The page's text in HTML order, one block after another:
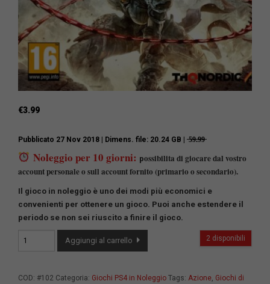
€3.99
Pubblicato 27 Nov 2018 | Dimens. file: 20.24 GB | ̶5̶9̶.̶9̶9̶
Noleggio per 10 giorni: possibilita di giocare dal vostro
account personale o sull account fornito (primario o secondario).
Il gioco in noleggio è uno dei modi più economici e
convenienti per ottenere un gioco. Puoi anche estendere il
periodo se non sei riuscito a finire il gioco.
2 disponibili
Aggiungi al carrello
COD: #102 Categoria: Giochi PS4 in Noleggio Tags: Azione Giochi di